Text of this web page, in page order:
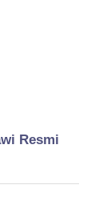
Resmi